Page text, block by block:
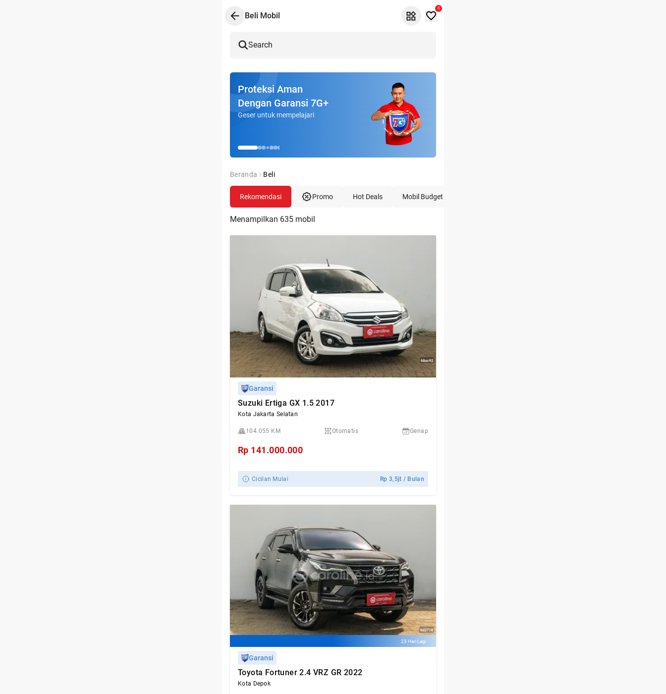
Beli Mobil
0
Search
Proteksi Aman
Dengan Garansi 7G+
Geser untuk mempelajari
Beranda Beli
Rekomendasi Promo Hot Deals Mobil Budget
Menampilkan 635 mobil
Garansi
Suzuki Ertiga GX 1.5 2017
Kota Jakarta Selatan
104.055 KM Otomatis Genap
Rp 141.000.000
Cicilan Mulai Rp3,5jt / Bulan
23 Hari Lagi
Garansi
Toyota Fortuner 2.4 VRZ GR 2022
Kota Depok